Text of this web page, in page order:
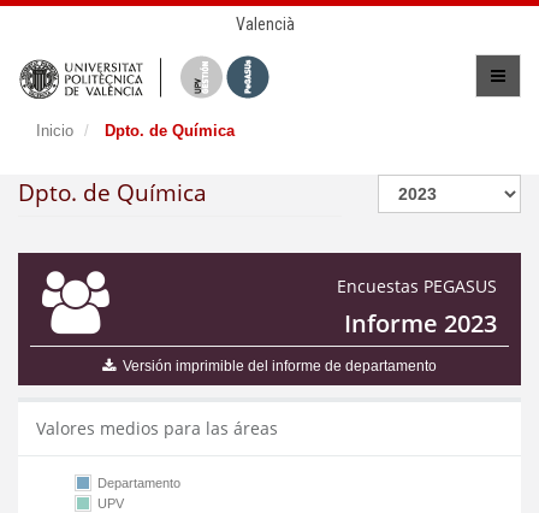
Valencià
Inicio Dpto. de Química
Dpto. de Química
Encuestas PEGASUS
Informe 2023
Versión imprimible del informe de departamento
Valores medios para las áreas
Departamento
UPV